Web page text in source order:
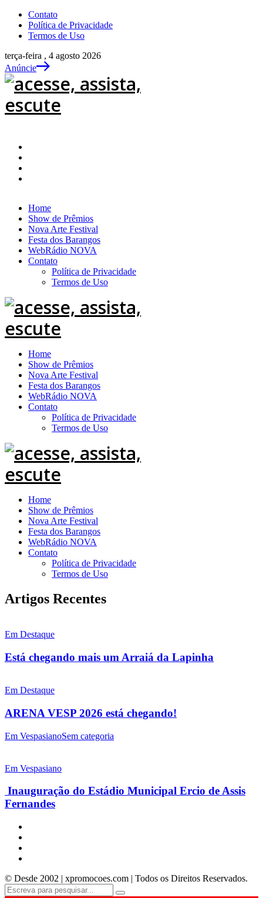
Contato
Política de Privacidade
Termos de Uso
terça-feira , 4 agosto 2026
Anúncie
Home
Show de Prêmios
Nova Arte Festival
Festa dos Barangos
WebRádio NOVA
Contato
Política de Privacidade
Termos de Uso
Home
Show de Prêmios
Nova Arte Festival
Festa dos Barangos
WebRádio NOVA
Contato
Política de Privacidade
Termos de Uso
Home
Show de Prêmios
Nova Arte Festival
Festa dos Barangos
WebRádio NOVA
Contato
Política de Privacidade
Termos de Uso
Artigos Recentes
Em Destaque
Está chegando mais um Arraiá da Lapinha
Em Destaque
ARENA VESP 2026 está chegando!
Em VespasianoSem categoria
Em Vespasiano
Inauguração do Estádio Municipal Ercio de Assis
Fernandes
© Desde 2002 | xpromocoes.com | Todos os Direitos Reservados.